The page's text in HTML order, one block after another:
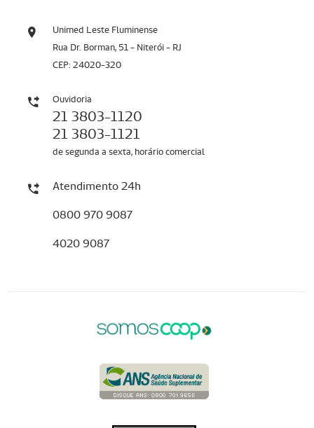
Unimed Leste Fluminense
Rua Dr. Borman, 51 - Niterói - RJ
CEP: 24020-320
Ouvidoria
21 3803-1120
21 3803-1121
de segunda a sexta, horário comercial
Atendimento 24h
0800 970 9087
4020 9087